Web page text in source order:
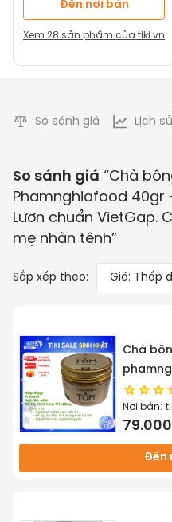
Đến nơi bán
Xem 28 sản phẩm của tiki.vn
So sánh giá Lịch
So sánh giá “Chà
Phamnghiafood 40gr
Lươn chuẩn VietGap.
mẹ nhàn tênh”
Sắp xếp theo: Giá: Thấp
Chà
với trên
cho bé
tênh
Nơi bán:
Đến